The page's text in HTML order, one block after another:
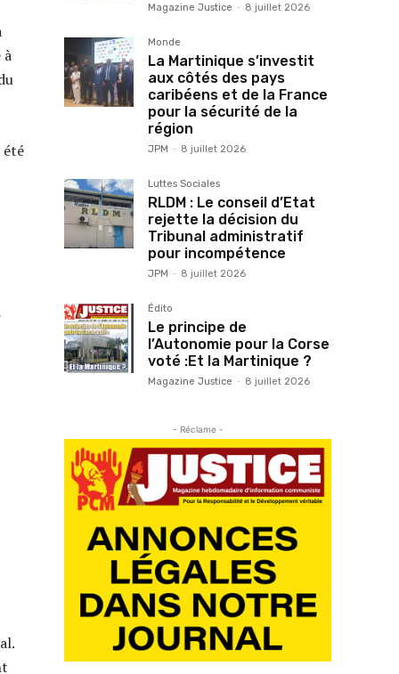
à
été
Magazine Justice - 8 juillet 2026
Monde
La Martinique s’investit
aux côtés des pays
caribéens et de la France
pour la sécurité de la
région
JPM - 8 juillet 2026
Luttes Sociales
RLDM : Le conseil d’Etat
rejette la décision du
Tribunal administratif
pour incompétence
JPM - 8 juillet 2026
Édito
Le principe de
l’Autonomie pour la Corse
voté :Et la Martinique ?
Magazine Justice - 8 juillet 2026
- Réclame -